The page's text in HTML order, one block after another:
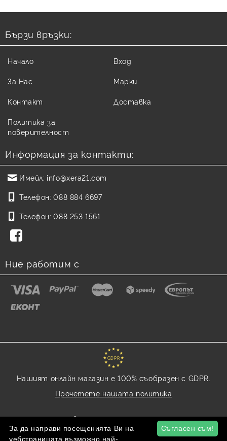
Бързи връзки:
Начало
За Нас
Контакт
Политика за
поверителност
Вход
Марки
Доставка
Информация за контакти:
Имейл: info@xera21.com
Телефон: 088 884 6697
Телефон: 088 253 1561
Ние работим с
GDPR
Нашият онлайн магазин е 100% съобразен с GDPR.
Прочетете нашата политика
Моите лични данни
Съгласен съм!
За да направи посещенията Ви на
уебстраницата възможно най-